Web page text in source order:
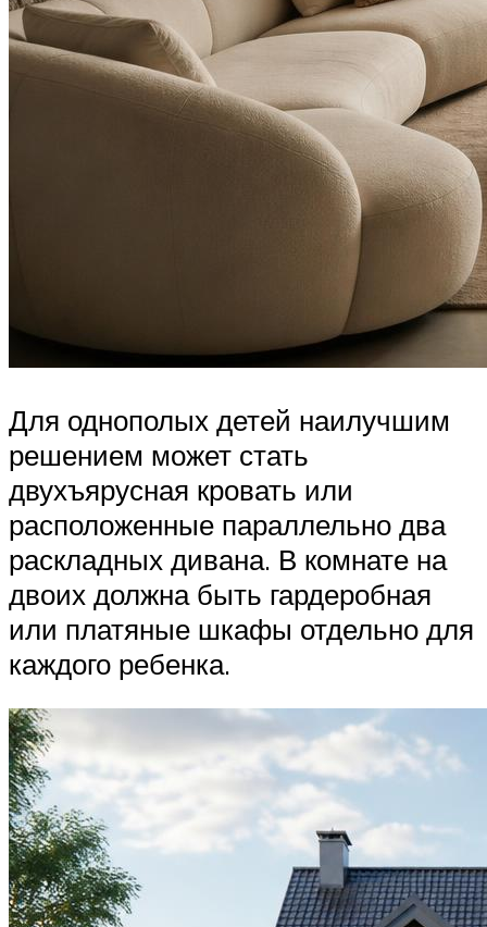
Для однополых детей наилучшим
решением может стать
двухъярусная кровать или
расположенные параллельно два
раскладных дивана. В комнате на
двоих должна быть гардеробная
или платяные шкафы отдельно для
каждого ребенка.